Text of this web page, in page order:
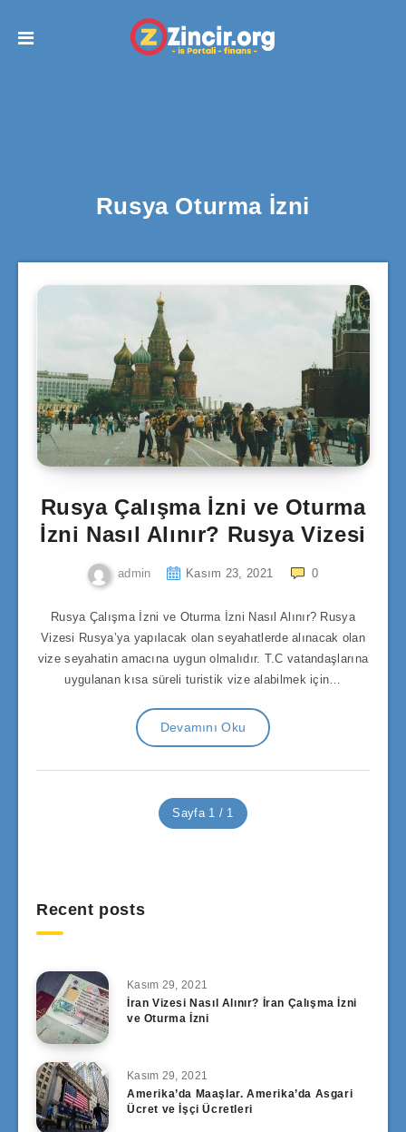
Rusya Oturma İzni
Rusya Çalışma İzni ve Oturma
İzni Nasıl Alınır? Rusya Vizesi
admin Kasım 23, 2021 0
Rusya Çalışma İzni ve Oturma İzni Nasıl Alınır? Rusya
Vizesi Rusya’ya yapılacak olan seyahatlerde alınacak olan
vize seyahatin amacına uygun olmalıdır. T.C vatandaşlarına
uygulanan kısa süreli turistik vize alabilmek için…
Devamını Oku
Sayfa 1 / 1
Recent posts
Kasım 29, 2021
İran Vizesi Nasıl Alınır? İran Çalışma İzni
ve Oturma İzni
Kasım 29, 2021
Amerika’da Maaşlar. Amerika’da Asgari
Ücret ve İşçi Ücretleri